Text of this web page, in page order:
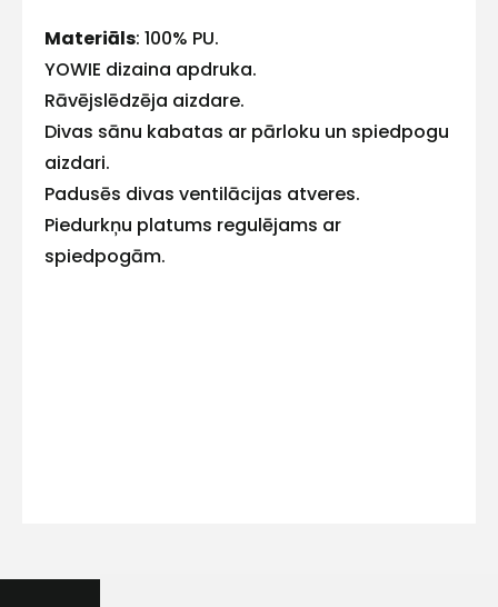
Materiāls: 100% PU.
YOWIE dizaina apdruka.
Rāvējslēdzēja aizdare.
Divas sānu kabatas ar pārloku un spiedpogu
aizdari.
Padusēs divas ventilācijas atveres.
Piedurkņu platums regulējams ar
spiedpogām.
E-pasts